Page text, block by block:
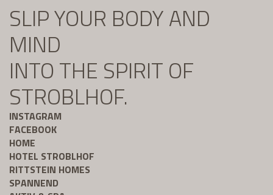
SLIP YOUR BODY AND
MIND
INTO THE SPIRIT OF
STROBLHOF.
INSTAGRAM
FACEBOOK
HOME
HOTEL STROBLHOF
RITTSTEIN HOMES
SPANNEND